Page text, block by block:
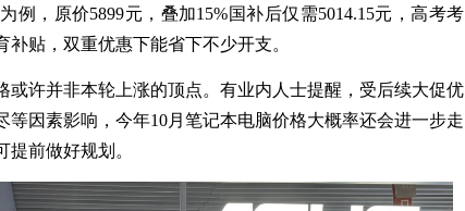
例，原价5899元，叠加15%国补后仅需5014.15元，高考考
贴，双重优惠下能省下不少开支。
或许并非本轮上涨的顶点。有业内人士提醒，受后续大促优
等因素影响，今年10月笔记本电脑价格大概率还会进一步走
前做好规划。